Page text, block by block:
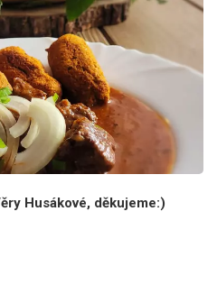
Husákové, děkujeme:)